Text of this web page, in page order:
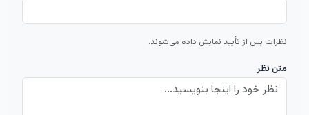
نظرات پس از تأیید نمایش داده می‌شوند.
متن نظر